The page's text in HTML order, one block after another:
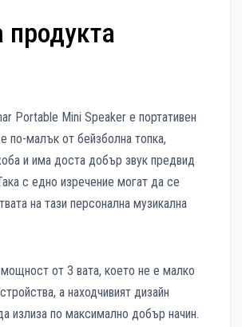
продукта
Portable Mini Speaker е портативен
по-малък от бейзболна топка,
и има доста добър звук предвид
с едно изречение могат да се
на тази персонална музикална
от 3 вата, което не е малко
а находчивият дизайн
излиза по максимално добър начин.